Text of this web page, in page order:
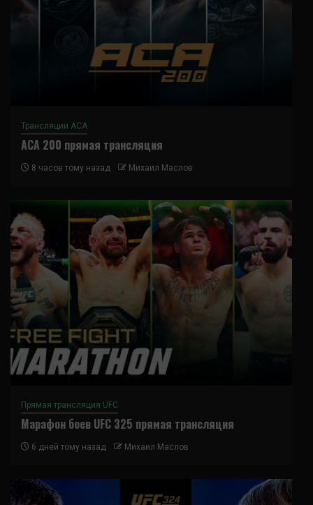
Трансляции ACA
ACA 200 прямая трансляция
8 часов тому назад Михаил Маслов
Прямая трансляция UFC
Марафон боев UFC 325 прямая трансляция
6 дней тому назад Михаил Маслов